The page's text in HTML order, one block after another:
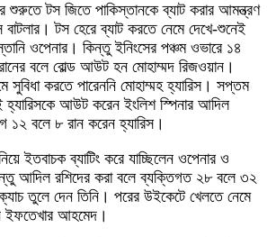
শুরুতে টস জিতে পাকিস্তানকে ব্যাট করার আমন্ত্রণ
টস হেরে ব্যাট করতে নেমে দেখে-শুনেই
ওপেনার। কিন্তু ইনিংসের পঞ্চম ওভারে ১৪
বলে বোল্ড আউট হন মোহাম্মদ রিজওয়ান।
সুবিধা করতে পারেননি মোহাম্মহ হ্যারিস। সপ্তম
আউট করেন ইংলিশ স্পিনার আদিল
বলে ৮ রান করেন হ্যারিস।
ইতবাচক ব্যাটিং করে যাচ্ছিলেন ওপেনার ও
আদিল রশিদের করা বলে ব্যক্তিগত ২৮ বলে ৩২
তুলে দেন তিনি। পরের উইকেটে খেলতে নেমে
ইফতেখার আহমেদ।